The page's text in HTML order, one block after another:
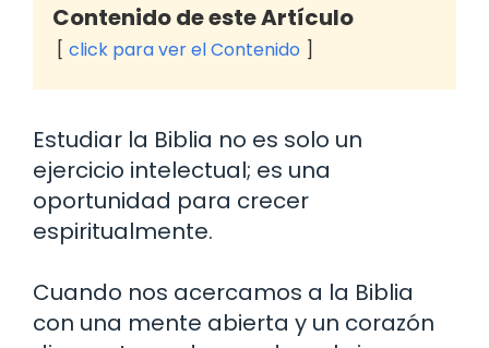
Contenido de este Artículo
click para ver el Contenido
Estudiar la Biblia no es solo un
ejercicio intelectual; es una
oportunidad para crecer
espiritualmente.
Cuando nos acercamos a la Biblia
con una mente abierta y un corazón